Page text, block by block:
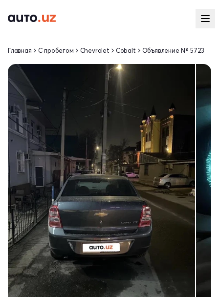
Главная С пробегом Chevrolet Cobalt Объявление № 5723